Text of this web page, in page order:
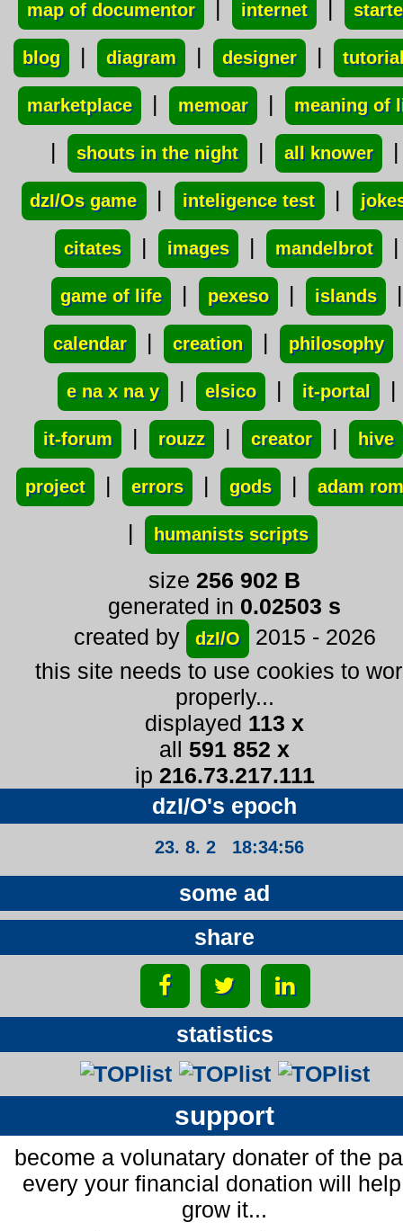
map of documentor internet
blog | diagram | designer |
marketplace | memoar | meaning of
| shouts in the night | all knower |
dzI/Os game | inteligence test |
citates | images | mandelbrot |
game of life | pexeso | islands |
calendar | creation | philosophy
e na x na y | elsico | it-portal |
it-forum | rouzz | creator | hive
project | errors | gods | adam
| humanists scripts
size256 902 B
generated in 0.02503 s
created by
dzI/O
2015 - 2026
this site needs to use cookies to
properly...
displayed 113 x
all 591 852 x
ip 216.73.217.111
dzI/O's epoch
23. 8. 2 18:34:56
some ad
share
statistics
support
become a volunatary donater of the
every your financial donation will
grow it...